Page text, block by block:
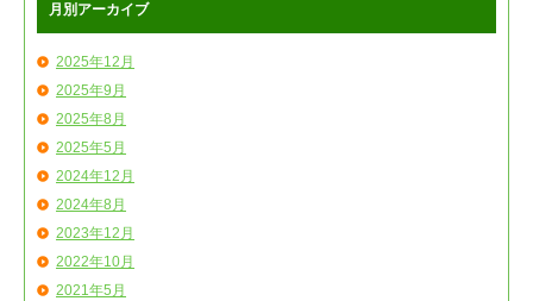
月別アーカイブ
2025年12月
2025年9月
2025年8月
2025年5月
2024年12月
2024年8月
2023年12月
2022年10月
2021年5月